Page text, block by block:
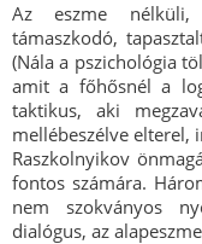
Az eszme
támaszkodó,
(Nála a pszichológia
amit a főhősnél a
taktikus, aki
mellébeszélve elterel,
Raszkolnyikov
fontos számára.
nem szokványos
dialógus, az